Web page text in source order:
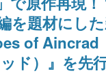
ンテンツ産業やカルチャ
バイルゲーム産業史
バイルゲーム史における
するほか、開発者へのイン
載。約20年の歴史が一望で
を題材にし
of Aincrad
ド）』を先